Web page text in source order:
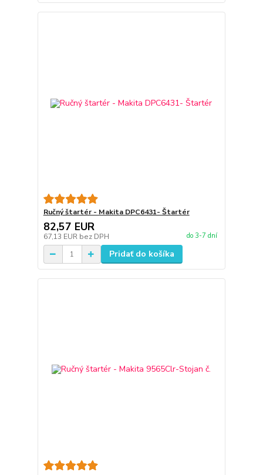
Ručný štartér - Makita DPC6431- Štartér
82,57 EUR
67,13 EUR bez DPH do 3-7 dní
Pridať do košíka